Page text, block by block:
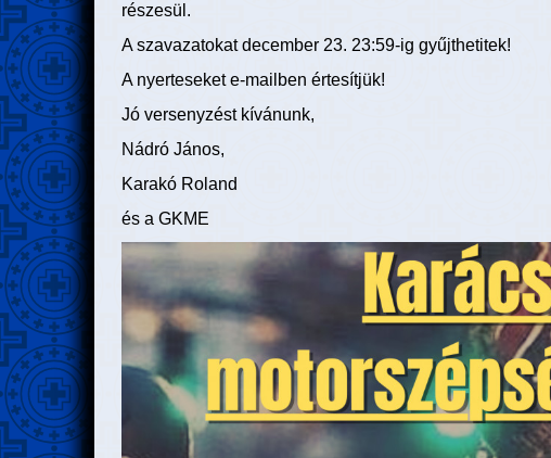
részesül.
A szavazatokat december 23. 23:59-ig gyűjthetitek!
A nyerteseket e-mailben értesítjük!
Jó versenyzést kívánunk,
Nádró János,
Karakó Roland
és a GKME